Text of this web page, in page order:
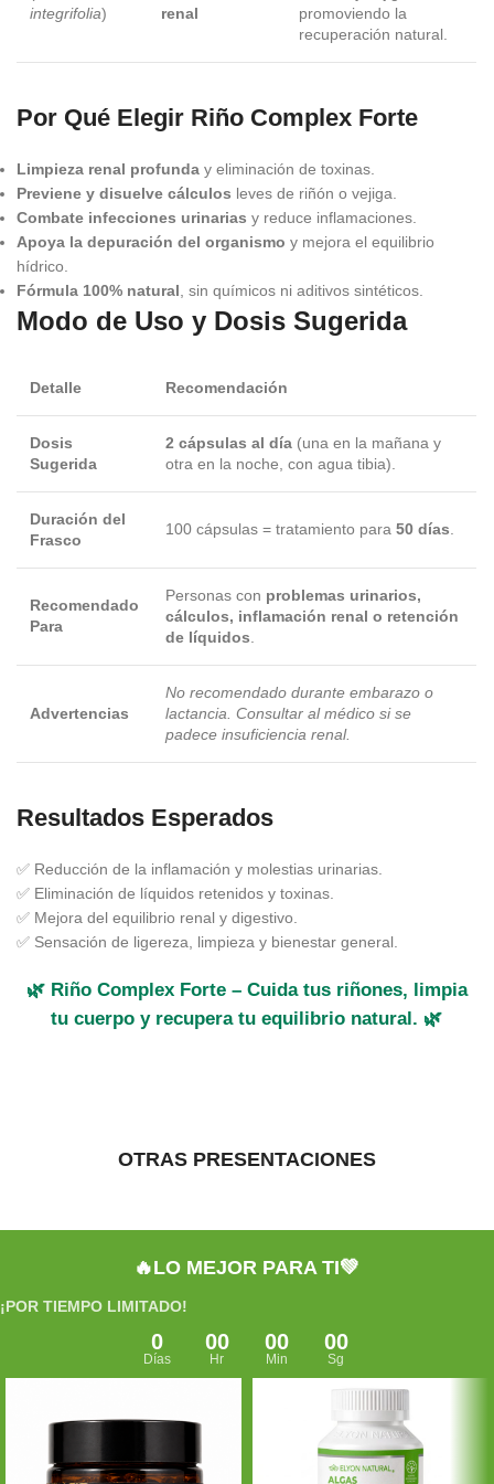
integrifolia)
renal
promoviendo la
recuperación natural.
Por Qué Elegir Riño Complex Forte
Limpieza renal profunda y eliminación de toxinas.
Previene y disuelve cálculos leves de riñón o vejiga.
Combate infecciones urinarias y reduce inflamaciones.
Apoya la depuración del organismo y mejora el equilibrio
hídrico.
Fórmula 100% natural , sin químicos ni aditivos sintéticos.
Modo de Uso y Dosis Sugerida
Detalle Recomendación
Dosis
Sugerida
2 cápsulas al día (una en la mañana y
otra en la noche, con agua tibia).
Duración del
Frasco
100 cápsulas = tratamiento para 50 días
Recomendado
Para
Personas con problemas urinarios,
cálculos, inflamación renal o retención
de líquidos
Advertencias
No recomendado durante embarazo o
lactancia. Consultar al médico si se
padece insuficiencia renal.
Resultados Esperados
✅ Reducción de la inflamación y molestias urinarias.
✅ Eliminación de líquidos retenidos y toxinas.
✅ Mejora del equilibrio renal y digestivo.
✅ Sensación de ligereza, limpieza y bienestar general.
🌿 Riño Complex Forte– Cuida tus riñones, limpia
tu cuerpo y recupera tu equilibrio natural. 🌿
OTRAS PRESENTACIONES
🔥LO MEJOR PARA TI💚
¡POR TIEMPO LIMITADO!
0
Días
00
Hr
00
Min
00
Sg